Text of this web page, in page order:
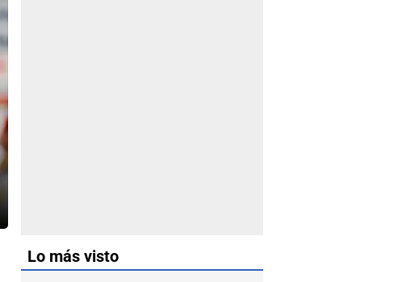
Lo más visto